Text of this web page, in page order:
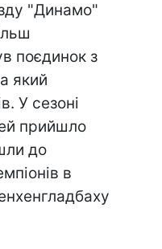
"Динамо"
поєдинок з
який
У сезоні
прийшло
до
в